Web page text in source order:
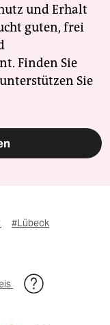
und Erhalt
guten, frei
Finden Sie
Sie
#Lübeck